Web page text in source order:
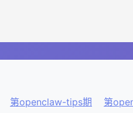
第openclaw-tips期 第